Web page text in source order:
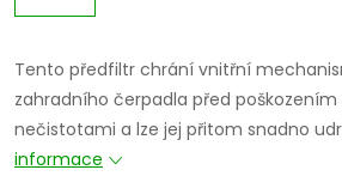
Tento předfiltr chrání vnitřní
zahradního čerpadla před
nečistotami a lze jej přitom snadno
informace